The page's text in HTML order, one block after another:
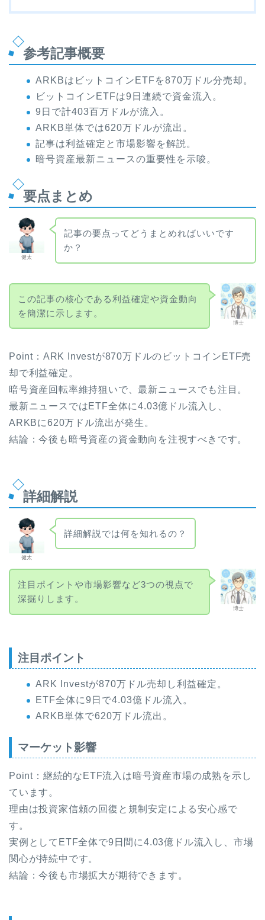
参考記事概要
ARKBはビットコインETFを870万ドル分売却。
ビットコインETFは9日連続で資金流入。
9日で計403百万ドルが流入。
ARKB単体では620万ドルが流出。
記事は利益確定と市場影響を解説。
暗号資産最新ニュースの重要性を示唆。
要点まとめ
健太
記事の要点ってどうまとめればいいです
か？
博士
この記事の核心である利益確定や資金動向
を簡潔に示します。
Point：ARK Investが870万ドルのビットコインETF売
却で利益確定。
暗号資産回転率維持狙いで、最新ニュースでも注目。
最新ニュースではETF全体に4.03億ドル流入し、
ARKBに620万ドル流出が発生。
結論：今後も暗号資産の資金動向を注視すべきです。
詳細解説
健太
詳細解説では何を知れるの？
博士
注目ポイントや市場影響など3つの視点で
深掘りします。
注目ポイント
ARK Investが870万ドル売却し利益確定。
ETF全体に9日で4.03億ドル流入。
ARKB単体で620万ドル流出。
マーケット影響
Point：継続的なETF流入は暗号資産市場の成熟を示し
ています。
理由は投資家信頼の回復と規制安定による安心感で
す。
実例としてETF全体で9日間に4.03億ドル流入し、市場
関心が持続中です。
結論：今後も市場拡大が期待できます。